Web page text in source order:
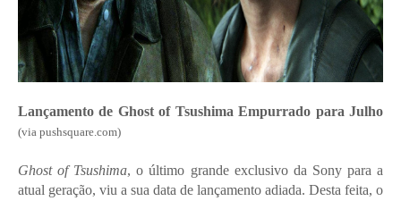
Lançamento de Ghost of Tsushima Empurrado para Julho
(via pushsquare.com)
Ghost of Tsushima, o último grande exclusivo da Sony para a
atual geração, viu a sua data de lançamento adiada. Desta feita, o